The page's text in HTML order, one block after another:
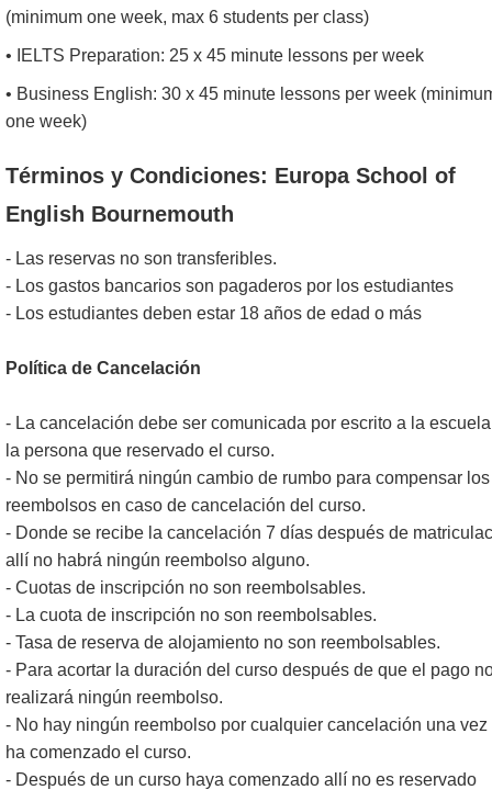
(minimum one week, max 6 students per class)
• IELTS Preparation: 25 x 45 minute lessons per week
• Business English: 30 x 45 minute lessons per week
one week)
Términos y Condiciones: Europa School of
English Bournemouth
- Las reservas no son transferibles.
- Los gastos bancarios son pagaderos por los estudiantes
- Los estudiantes deben estar 18 años de edad o más
Política de Cancelación
- La cancelación debe ser comunicada por escrito a la
la persona que reservado el curso.
- No se permitirá ningún cambio de rumbo para compensar los
reembolsos en caso de cancelación del curso.
- Donde se recibe la cancelación 7 días después de
allí no habrá ningún reembolso alguno.
- Cuotas de inscripción no son reembolsables.
- La cuota de inscripción no son reembolsables.
- Tasa de reserva de alojamiento no son reembolsables.
- Para acortar la duración del curso después de que el pago
realizará ningún reembolso.
- No hay ningún reembolso por cualquier cancelación una vez
ha comenzado el curso.
- Después de un curso haya comenzado allí no es reservado